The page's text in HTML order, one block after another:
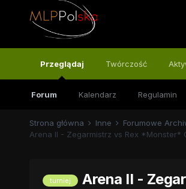
Przeglądaj
Forum Kalendarz Regulamin
Twórczość
Strona główna Inne Forumowe
Arena II - Zegarmistrz vs Rex *Monster*
turniej Arena II -